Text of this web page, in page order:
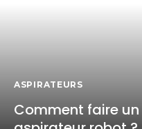
ASPIRATEURS
Comment faire